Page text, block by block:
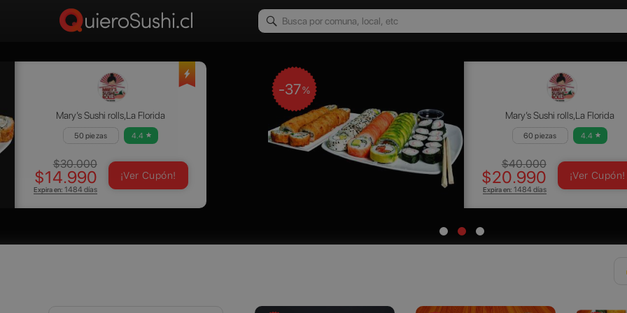
Mary’s Sushi rolls,La Florida
50 piezas 4.4
$30.000
$14.990
Expira en: 1484 días
¡Ver Cupón!
-37%
Mary’s Sushi rolls,La Florida
60 piezas 4.4
$40.000
$20.990
Expira en: 1484 días
¡Ver Cupón!